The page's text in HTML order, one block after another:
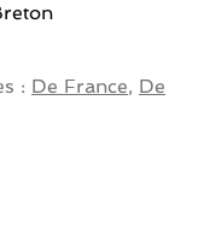
: De France, De